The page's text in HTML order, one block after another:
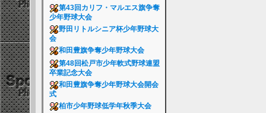
第43回カリフ・マルエス旗争奪
少年野球大会
野田リトルシニア杯少年野球大
会
和田豊旗争奪少年野球大会
第48回松戸市少年軟式野球連盟
卒業記念大会
和田豊旗争奪少年野球大会開会
式
柏市少年野球低学年秋季大会